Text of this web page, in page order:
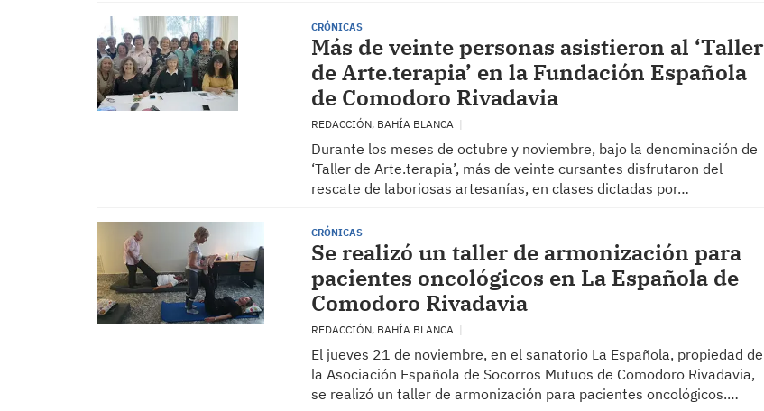
CRÓNICAS
Más de veinte personas asistieron al ‘Taller
de Arte.terapia’ en la Fundación Española
de Comodoro Rivadavia
REDACCIÓN, BAHÍA BLANCA
Durante los meses de octubre y noviembre, bajo la denominación de
‘Taller de Arte.terapia’, más de veinte cursantes disfrutaron del
rescate de laboriosas artesanías, en clases dictadas por…
CRÓNICAS
Se realizó un taller de armonización para
pacientes oncológicos en La Española de
Comodoro Rivadavia
REDACCIÓN, BAHÍA BLANCA
El jueves 21 de noviembre, en el sanatorio La Española, propiedad de
la Asociación Española de Socorros Mutuos de Comodoro Rivadavia,
se realizó un taller de armonización para pacientes oncológicos.…